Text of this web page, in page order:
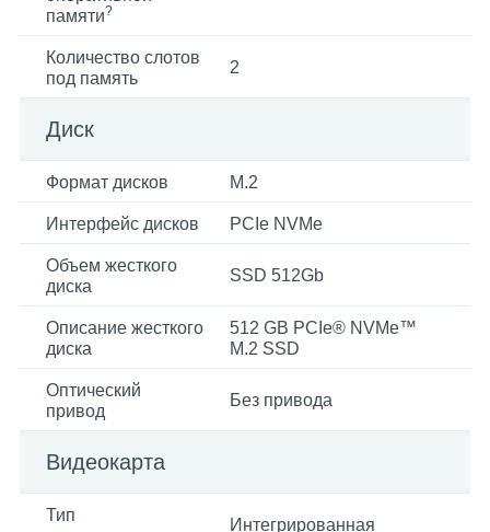
памяти?
Количество слотов
под память
2
Диск
Формат дисков M.2
Интерфейс дисков PCIe NVMe
Объем жесткого
диска
SSD 512Gb
Описание жесткого
диска
512 GB PCIe® NVMe™
M.2 SSD
Оптический
привод
Без привода
Видеокарта
Тип
Интегрированная